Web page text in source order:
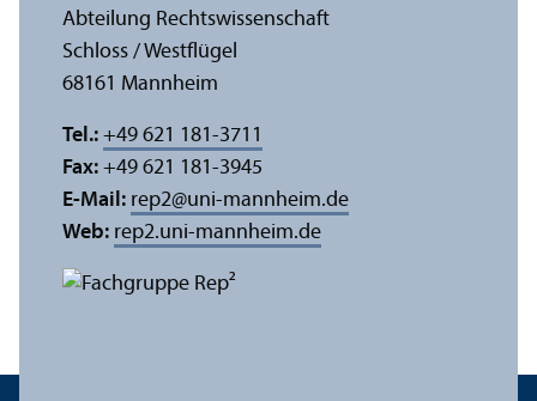
Abteilung Rechts­wissenschaft
Schloss / Westflügel
68161 Mannheim
Tel.: +49 621 181-3711
Fax: +49 621 181-3945
E-Mail: rep2@uni-mannheim.de
Web: rep2.uni-mannheim.de